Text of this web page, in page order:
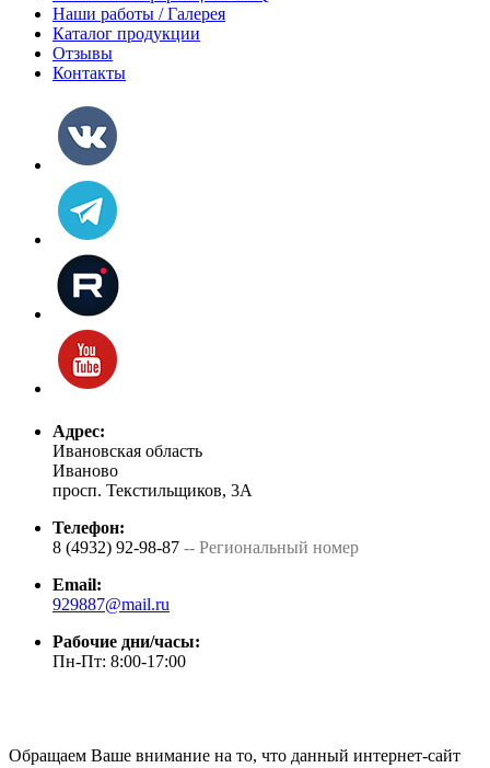
Наши работы / Галерея
Каталог продукции
Отзывы
Контакты
Адрес:
Ивановская область
Иваново
просп. Текстильщиков, 3А
Телефон:
8 (4932) 92-98-87 -- Региональный номер
Email:
929887@mail.ru
Рабочие дни/часы:
Пн-Пт: 8:00-17:00
Обращаем Ваше внимание на то, что данный интернет-сайт